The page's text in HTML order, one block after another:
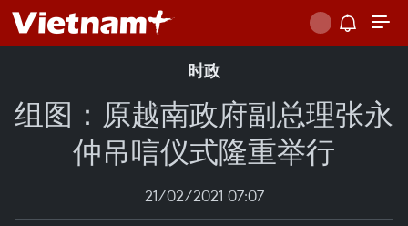
时政
组图：原越南政府副总理张永
仲吊唁仪式隆重举行
21/02/2021 07:07